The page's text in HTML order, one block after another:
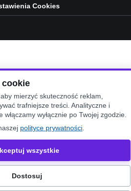
Cookies
cookie
mierzyć skuteczność reklam,
trafniejsze treści. Analityczne i
wyłącznie po Twojej zgodzie.
polityce prywatności
wszystkie
Dostosuj